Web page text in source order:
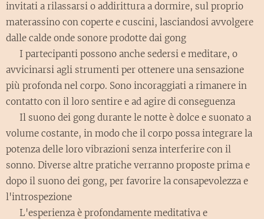
invitati a rilassarsi o addirittura a dormire, sul proprio
materassino con coperte e cuscini, lasciandosi avvolgere
dalle calde onde sonore prodotte dai gong
🧘 I partecipanti possono anche sedersi e meditare, o
avvicinarsi agli strumenti per ottenere una sensazione
più profonda nel corpo. Sono incoraggiati a rimanere in
contatto con il loro sentire e ad agire di conseguenza
🌬️ Il suono dei gong durante le notte è dolce e suonato a
volume costante, in modo che il corpo possa integrare la
potenza delle loro vibrazioni senza interferire con il
sonno. Diverse altre pratiche verranno proposte prima e
dopo il suono dei gong, per favorire la consapevolezza e
l'introspezione
✨ L'esperienza è profondamente meditativa e